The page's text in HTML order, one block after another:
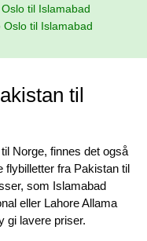
til Islamabad
Oslo til Islamabad
til
Norge, finnes det også
flybilletter fra Pakistan til
som Islamabad
eller Lahore Allama
gi lavere priser.